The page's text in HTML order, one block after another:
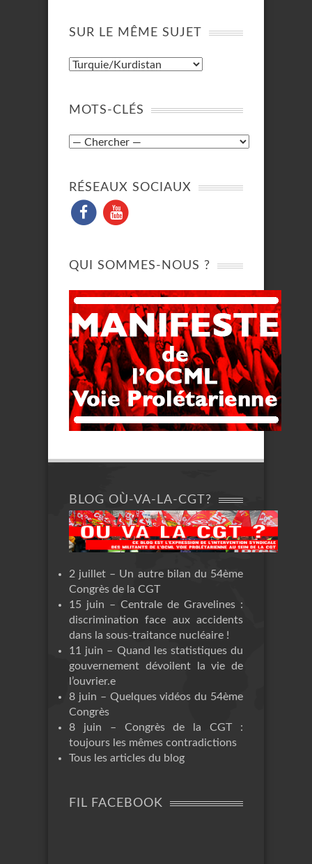
SUR LE MÊME SUJET
MOTS-CLÉS
RÉSEAUX SOCIAUX
QUI SOMMES-NOUS ?
BLOG OÙ-VA-LA-CGT?
2 juillet – Un autre bilan du 54ème
Congrès de la CGT
15 juin – Centrale de Gravelines :
discrimination face aux accidents
dans la sous-traitance nucléaire !
11 juin – Quand les statistiques du
gouvernement dévoilent la vie de
l’ouvrier.e
8 juin – Quelques vidéos du 54ème
Congrès
8 juin – Congrès de la CGT :
toujours les mêmes contradictions
Tous les articles du blog
FIL FACEBOOK